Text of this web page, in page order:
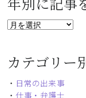
カテゴリー
・ 日常の出来事
・ 仕事・弁護士